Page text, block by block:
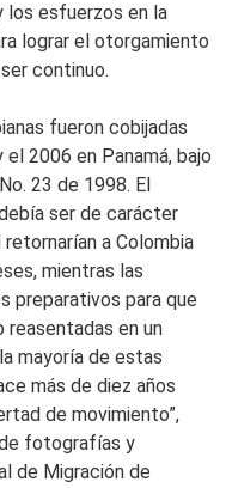
los esfuerzos en la
lograr el otorgamiento
continuo.
fueron cobijadas
2006 en Panamá, bajo
23 de 1998. El
ser de carácter
a Colombia
mientras las
preparativos para que
reasentadas en un
mayoría de estas
más de diez años
de movimiento”,
fotografías y
de Migración de